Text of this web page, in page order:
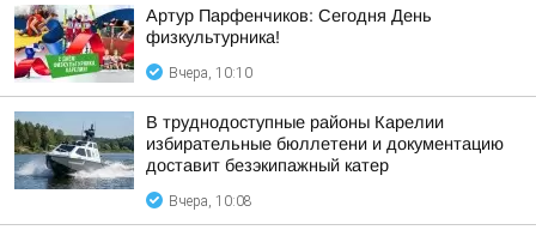
Артур Парфенчиков: Сегодня День
физкультурника!
Вчера, 10:10
В труднодоступные районы Карелии
избирательные бюллетени и документацию
доставит безэкипажный катер
Вчера, 10:08